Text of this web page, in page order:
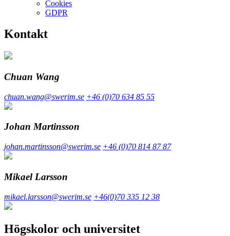
Cookies
GDPR
Kontakt
Chuan Wang
chuan.wang@swerim.se +46 (0)70 634 85 55
Johan Martinsson
johan.martinsson@swerim.se +46 (0)70 814 87 87
Mikael Larsson
mikael.larsson@swerim.se +46(0)70 335 12 38
Högskolor och universitet